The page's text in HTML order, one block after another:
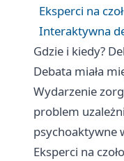
Eksperci na
Interaktywna
Gdzie i kiedy?
Debata miała
Wydarzenie
problem
psychoaktywne
Eksperci na